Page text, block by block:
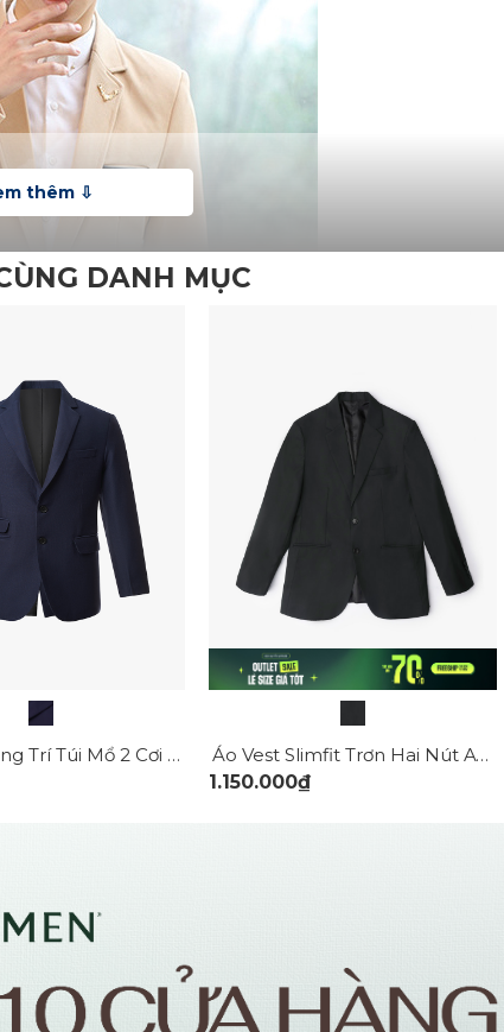
trẻ trung và sành điệu khi phối viền túi tạo điểm nhấn
Khác với áo ba nút truyền thống, kiểu áo một nút
mặc. Hai túi bên hong cùng túi trước ngực nhằm
sự tươi mới đến cho người mặc.
DANH MỤC
Áo Vest Trang Trí Túi Mổ 2 Cơi Form Slimfit AV034
Áo Vest Slimfit Trơn Hai Nút AV036
1.150.000₫